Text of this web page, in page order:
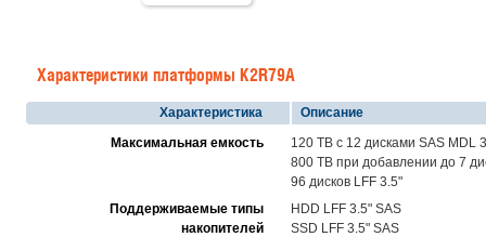
Характеристики платформы K2R79A
Характеристика
Описание
Максимальная емкость
120 TB с 12 дисками SAS MDL
800 TB при добавлении до 7
96 дисков LFF 3.5"
Поддерживаемые типы
накопителей
HDD LFF 3.5" SAS
SSD LFF 3.5" SAS